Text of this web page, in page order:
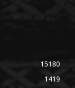
15180
1419